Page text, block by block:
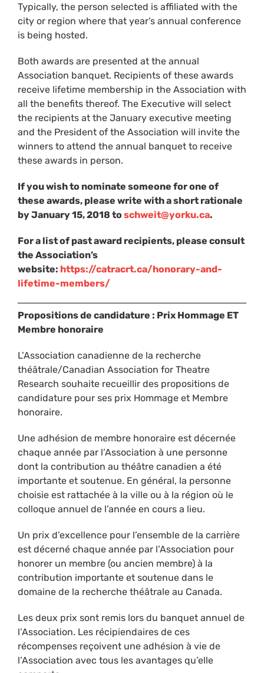
Typically, the person selected is affiliated with the
city or region where that year’s annual conference
is being hosted.
Both awards are presented at the annual
Association banquet. Recipients of these awards
receive lifetime membership in the Association with
all the benefits thereof. The Executive will select
the recipients at the January executive meeting
and the President of the Association will invite the
winners to attend the annual banquet to receive
these awards in person.
If you wish to nominate someone for one of
these awards, please write with a short rationale
by January 15, 2018 toschweit@yorku.ca.
For a list of past award recipients, please consult
the Association’s
website: https://catracrt.ca/honorary-and-
lifetime-members/
Propositions de candidature : Prix Hommage ET
Membre honoraire
L’Association canadienne de la recherche
théâtrale/Canadian Association for Theatre
Research souhaite recueillir des propositions de
candidature pour ses prix Hommage et Membre
honoraire.
Une adhésion de membre honoraire est décernée
chaque année par l’Association à une personne
dont la contribution au théâtre canadien a été
importante et soutenue. En général, la personne
choisie est rattachée à la ville ou à la région où le
colloque annuel de l’année en cours a lieu.
Un prix d’excellence pour l’ensemble de la carrière
est décerné chaque année par l’Association pour
honorer un membre (ou ancien membre) à la
contribution importante et soutenue dans le
domaine de la recherche théâtrale au Canada.
Les deux prix sont remis lors du banquet annuel de
l’Association. Les récipiendaires de ces
récompenses reçoivent une adhésion à vie de
l’Association avec tous les avantages qu’elle